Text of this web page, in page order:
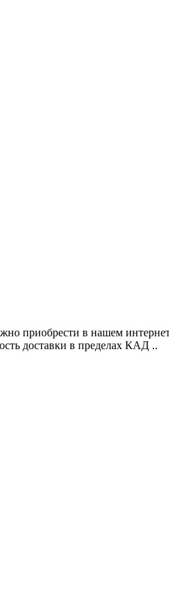
приобрести в нашем интернет
доставки в пределах КАД ..